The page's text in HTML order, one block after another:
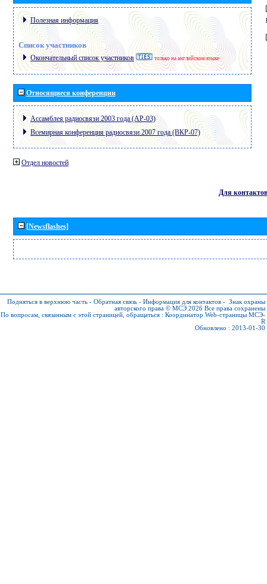
Полезная информация
Список участников
Окончательный список участников только на английском языке
Относящиеся конференции
Ассамблея радиосвязи 2003 года (АР-03)
Всемирная конференция радиосвязи 2007 года (ВКР-07)
Отдел новостей
Для контактов
[Newsflashes]
Подняться в верхнюю часть - Обратная связь - Информация для контактов - Знак охраны
авторского права © МСЭ 2026 Все права сохранены
По вопросам, связанным с этой страницей, обращаться : Координатор Web-страницы МСЭ-
R
Обновлено : 2013-01-30